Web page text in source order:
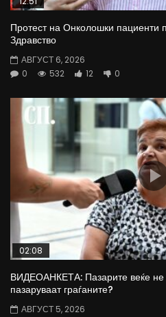
Протест на Онколошки пациенти
Здравство
АВГУСТ 6, 2026
0
532 12 0
02:08
ВИДЕОАНКЕТА: Пазарите веќе не
пазаруваат граѓаните?
АВГУСТ 5, 2026